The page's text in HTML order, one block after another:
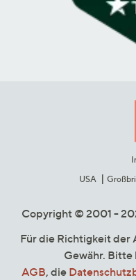
USA
Copyright © 2001 -
Für die Richtigkeit der
Gewähr. Bitte
AGB, die